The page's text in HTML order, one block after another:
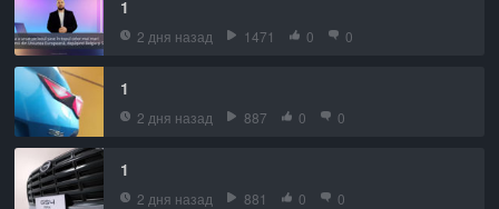
1
2 дня назад 1471 0 0
1
2 дня назад 887 0 0
1
2 дня назад 881 0 0